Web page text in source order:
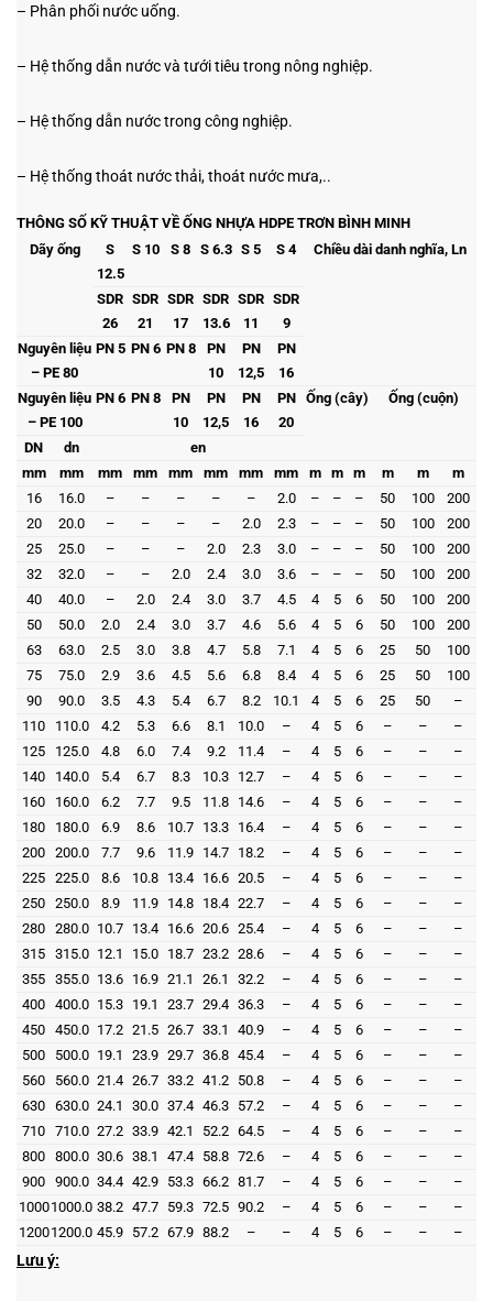
– Phân phối nước uống.
– Hệ thống dẫn nước và tưới tiêu trong nông nghiệp.
– Hệ thống dẫn nước trong công nghiệp.
– Hệ thống thoát nước thải, thoát nước mưa,..
THÔNG SỐ KỸ THUẬT VỀ ỐNG NHỰA HDPE TRƠN BÌNH MINH
Dãy ống
S
12.5
S 10 S 8 S 6.3 S 5 S 4 Chiều dài danh nghĩa, Ln
SDR
26
SDR
21
SDR
17
SDR
13.6
SDR
11
SDR
9
Nguyên liệu
– PE 80
PN 5 PN 6 PN 8
PN
10
PN
12,5
PN
16
Nguyên liệu
– PE 100
PN 6 PN 8
PN
10
PN
12,5
PN
16
PN
20
Ống (cây) Ống (cuộn)
DN dn
en
mm
mm mm mm mm mm mm mm m m m m m
m
16
16.0 – – – – – 2.0 – – – 50 100
200
20
20.0 – – – – 2.0 2.3 – – – 50 100
200
25
25.0 – – – 2.0 2.3 3.0 – – – 50 100
200
32
32.0 – – 2.0 2.4 3.0 3.6 – – – 50 100
200
40
40.0 – 2.0 2.4 3.0 3.7 4.5 4 5 6 50 100
200
50
50.0 2.0 2.4 3.0 3.7 4.6 5.6 4 5 6 50 100
200
63
63.0 2.5 3.0 3.8 4.7 5.8 7.1 4 5 6 25 50
100
75
75.0 2.9 3.6 4.5 5.6 6.8 8.4 4 5 6 25 50
100
90
90.0 3.5 4.3 5.4 6.7 8.2 10.1 4 5 6 25 50
–
110
110.0 4.2 5.3 6.6 8.1 10.0 – 4 5 6 – –
–
125
125.0 4.8 6.0 7.4 9.2 11.4 – 4 5 6 – –
–
140
140.0 5.4 6.7 8.3 10.3 12.7 – 4 5 6 – –
–
160
160.0 6.2 7.7 9.5 11.8 14.6 – 4 5 6 – –
–
180
180.0 6.9 8.6 10.7 13.3 16.4 – 4 5 6 – –
–
200 200.0 7.7 9.6 11.9 14.7 18.2 – 4 5 6 – –
–
225 225.0 8.6 10.8 13.4 16.6 20.5 – 4 5 6 – –
–
250 250.0 8.9 11.9 14.8 18.4 22.7 – 4 5 6 – –
–
280 280.0 10.7 13.4 16.6 20.6 25.4 – 4 5 6 – –
–
315 315.0 12.1 15.0 18.7 23.2 28.6 – 4 5 6 – –
–
355 355.0 13.6 16.9 21.1 26.1 32.2 – 4 5 6 – –
–
400 400.0 15.3 19.1 23.7 29.4 36.3 – 4 5 6 – –
–
450 450.0 17.2 21.5 26.7 33.1 40.9 – 4 5 6 – –
–
500
500.0 19.1 23.9 29.7 36.8 45.4 – 4 5 6 – –
–
560
560.0 21.4 26.7 33.2 41.2 50.8 – 4 5 6 – –
–
630 630.0 24.1 30.0 37.4 46.3 57.2 – 4 5 6 – –
–
710 710.0 27.2 33.9 42.1 52.2 64.5 – 4 5 6 – –
–
800 800.0 30.6 38.1 47.4 58.8 72.6 – 4 5 6 – –
–
900 900.0 34.4 42.9 53.3 66.2 81.7 – 4 5 6 – –
–
10001000.0 38.2 47.7 59.3 72.5 90.2 – 4 5 6 – –
–
12001200.0 45.9 57.2 67.9 88.2 – – 4 5 6 – – –
Lưu ý: